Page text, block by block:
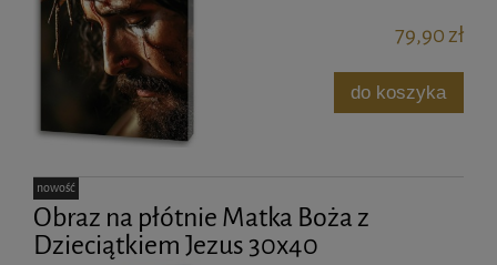
79,90 zł
do koszyka
Obraz na płótnie Matka Boża z
Dzieciątkiem Jezus 30x40
nowość